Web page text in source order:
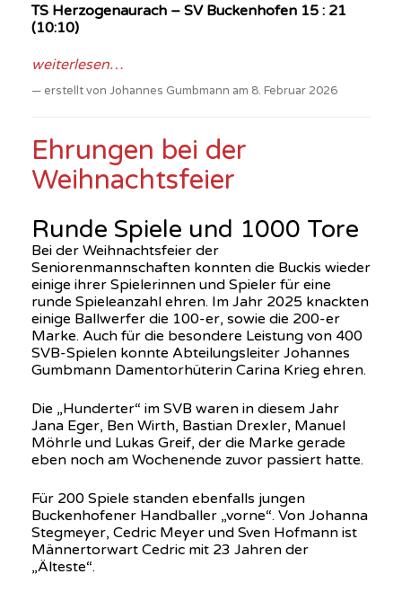
TS Herzogenaurach – SV Buckenhofen 15 : 21
(10:10)
weiterlesen…
erstellt von Johannes Gumbmann am 8. Februar 2026
Ehrungen bei der
Weihnachtsfeier
Runde Spiele und 1000 Tore
Bei der Weihnachtsfeier der
Seniorenmannschaften konnten die Buckis wieder
einige ihrer Spielerinnen und Spieler für eine
runde Spieleanzahl ehren. Im Jahr 2025 knackten
einige Ballwerfer die 100-er, sowie die 200-er
Marke. Auch für die besondere Leistung von 400
SVB-Spielen konnte Abteilungsleiter Johannes
Gumbmann Damentorhüterin Carina Krieg ehren.
Die „Hunderter“ im SVB waren in diesem Jahr
Jana Eger, Ben Wirth, Bastian Drexler, Manuel
Möhrle und Lukas Greif, der die Marke gerade
eben noch am Wochenende zuvor passiert hatte.
Für 200 Spiele standen ebenfalls jungen
Buckenhofener Handballer „vorne“. Von Johanna
Stegmeyer, Cedric Meyer und Sven Hofmann ist
Männertorwart Cedric mit 23 Jahren der
„Älteste“.